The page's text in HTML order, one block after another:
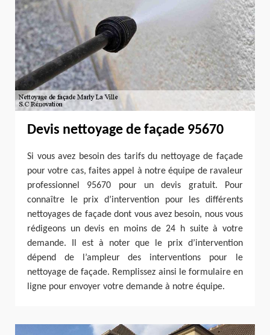
Devis nettoyage de façade 95670
Si vous avez besoin des tarifs du nettoyage de façade
pour votre cas, faites appel à notre équipe de ravaleur
professionnel 95670 pour un devis gratuit. Pour
connaître le prix d’intervention pour les différents
nettoyages de façade dont vous avez besoin, nous vous
rédigeons un devis en moins de 24 h suite à votre
demande. Il est à noter que le prix d’intervention
dépend de l’ampleur des interventions pour le
nettoyage de façade. Remplissez ainsi le formulaire en
ligne pour envoyer votre demande à notre équipe.